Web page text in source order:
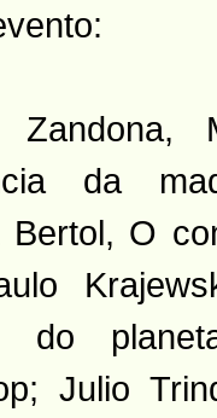
Zandona,
da
Bertol, O
do
Julio